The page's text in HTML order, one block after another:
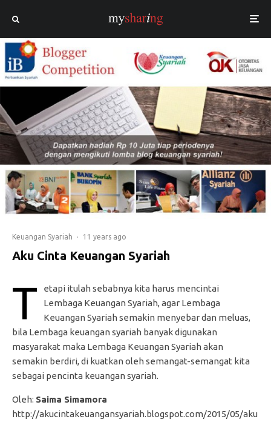
Keuangan Syariah · 11 years ago
Aku Cinta Keuangan Syariah
T
etapi itulah sebabnya kita harus mencintai
Lembaga Keuangan Syariah, agar Lembaga
Keuangan Syariah semakin menyebar dan meluas,
bila Lembaga keuangan syariah banyak digunakan
masyarakat maka Lembaga Keuangan Syariah akan
semakin berdiri, di kuatkan oleh semangat-semangat kita
sebagai pencinta keuangan syariah.
Oleh: Saima Simamora
http://akucintakeuangansyariah.blogspot.com/2015/05/aku